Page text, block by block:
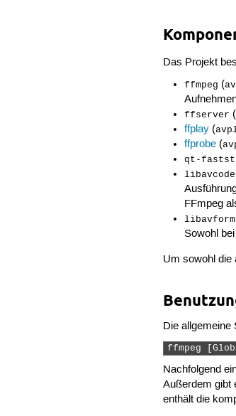
Das Projekt
ffmpeg (
ffserver (
ffplay(
ffprobe(
qt-
FFmpeg
Sowohl
Um sowohl die
Die allgemeine
ffmpeg
Nachfolgend
Außerdem gibt
enthält die